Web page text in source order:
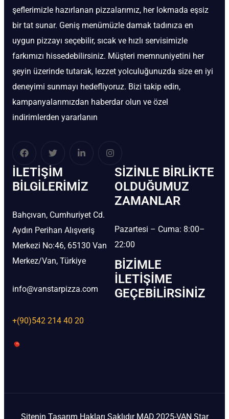
şeflerimizle hazırlanan pizzalarımız, her lokmada eşsiz
bir tat sunar. Geniş menümüzle damak tadınıza en
uygun pizzayı seçebilir, sıcak ve hızlı servisimizle
farkımızı hissedebilirsiniz. Müşteri memnuniyetini her
şeyin üzerinde tutarak, lezzet yolculuğunuzda size en iyi
deneyimi sunmayı hedefliyoruz. Bizi takip edin,
kampanyalarımızdan haberdar olun ve özel
indirimlerden yararlanın
İLETIŞIM
BİLGILERIMIZ
Bahçıvan, Cumhuriyet Cd.
Aydın Perihan Alışveriş
Merkezi No:46, 65130 Van
Merkez/Van, Türkiye
info@vanstarpizza.com
+(90)542 214 40 20
SIZINLE BIRLIKTE
OLDUĞUMUZ
ZAMANLAR
Pazartesi – Cuma: 8:00–
22:00
BIZIMLE
İLETIŞIME
GEÇEBILIRSINIZ
Sitenin Tasarım Hakları Saklıdır MAD.2025-VAN Star